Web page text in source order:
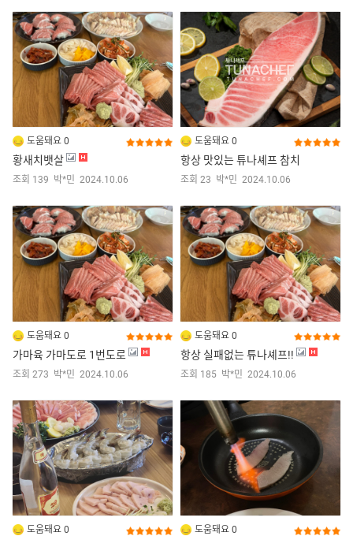
도움돼요 0
황새치뱃살
조회 139 박*민 2024.10.06
도움돼요 0
항상 맛있는 튜나셰프 참치
조회 23 박*민 2024.10.06
도움돼요 0
가마육 가마도로 1번도로
조회 273 박*민 2024.10.06
도움돼요 0
항상 실패없는 튜나셰프!!
조회 185 박*민 2024.10.06
도움돼요 0 도움돼요 0